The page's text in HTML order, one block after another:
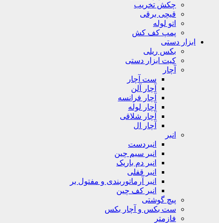
چکش تخریب
قیچی برقی
اتو لوله
پمپ کف کش
ابزار دستی
بکس ریلی
کیت ابزار دستی
آچار
ست آچار
آچار آلن
آچار فرانسه
آچار لوله
آچار شلاقی
آچار ال
انبر
انبردست
انبر سیم چین
انبر دم باریک
انبر قفلی
انبر آرماتوربندی و مفتول بر
انبر کف چین
پیچ گوشتی
ست بکس و آچار بکس
فازمتر